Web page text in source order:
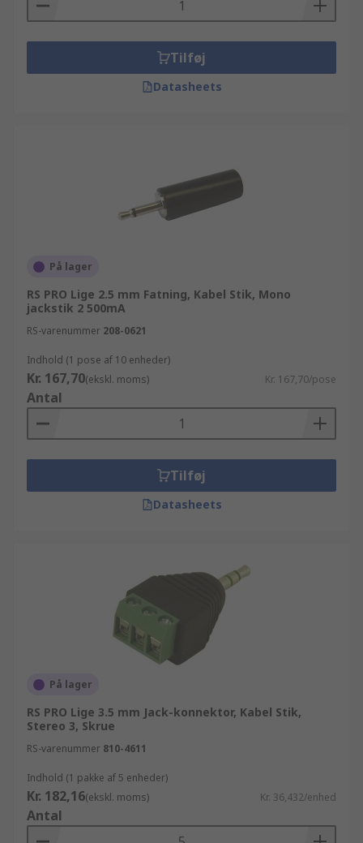
Tilføj
Datasheets
På lager
RS PRO Lige 2.5 mm Fatning, Kabel Stik, Mono
jackstik 2 500mA
RS-varenummer 208-0621
Indhold (1 pose af 10 enheder)
Kr. 167,70(ekskl. moms) Kr. 167,70/pose
Antal
Tilføj
Datasheets
På lager
RS PRO Lige 3.5 mm Jack-konnektor, Kabel Stik,
Stereo 3, Skrue
RS-varenummer 810-4611
Indhold (1 pakke af 5 enheder)
Kr. 182,16(ekskl. moms) Kr. 36,432/enhed
Antal